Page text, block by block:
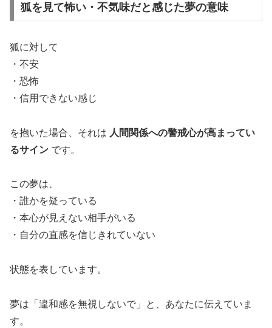
狐を見て怖い・不気味だと感じた夢の意味
狐に対して
・不安
・恐怖
・信用できない感じ
を抱いた場合、それは 人間関係への警戒心が高まってい
るサイン です。
この夢は、
・誰かを疑っている
・本心が見えない相手がいる
・自分の直感を信じきれていない
状態を表しています。
夢は「違和感を無視しないで」と、あなたに伝えていま
す。